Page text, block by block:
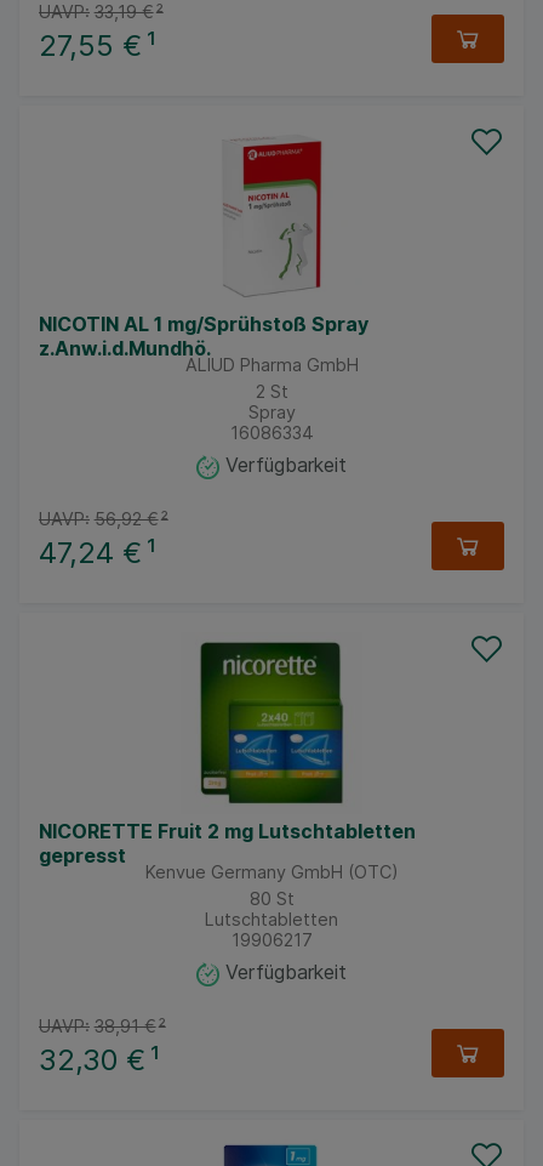
27,55 € ¹
UAVP: 33,19 €²
NICOTIN AL 1 mg/Sprühstoß Spray
z.Anw.i.d.Mundhö.
ALIUD Pharma GmbH
2 St
Spray
16086334
Verfügbarkeit
47,24 € ¹
UAVP: 56,92 €²
NICORETTE Fruit 2 mg Lutschtabletten
gepresst
Kenvue Germany GmbH (OTC)
80 St
Lutschtabletten
19906217
Verfügbarkeit
32,30 € ¹
UAVP: 38,91 €²